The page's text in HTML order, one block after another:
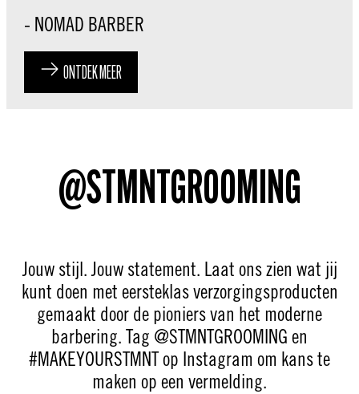
- NOMAD BARBER
ONTDEK MEER
@STMNTGROOMING
Jouw stijl. Jouw statement. Laat ons zien wat jij
kunt doen met eersteklas verzorgingsproducten
gemaakt door de pioniers van het moderne
barbering. Tag @STMNTGROOMING en
#MAKEYOURSTMNT op Instagram om kans te
maken op een vermelding.